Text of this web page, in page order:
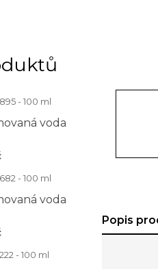
- 100 ml
voda
- 100 ml
voda
- 100 ml
Popis